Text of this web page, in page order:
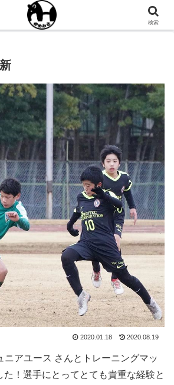
ゆめみるオフィシャルサイト
2020.01.18 2020.08.19
ニアユース さんとトレーニングマッ
！選手にとってとても貴重な経験と
検索